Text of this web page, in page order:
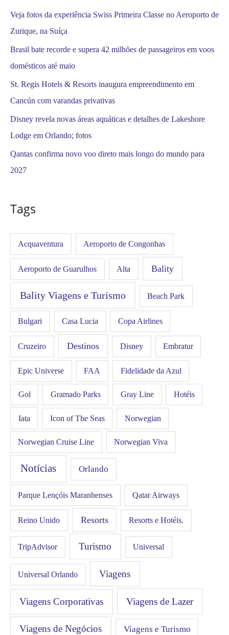
Veja fotos da experiência Swiss Primeira Classe no Aeroporto de
Zurique, na Suíça
Brasil bate recorde e supera 42 milhões de passageiros em voos
domésticos até maio
St. Regis Hotels & Resorts inaugura empreendimento em
Cancún com varandas privativas
Disney revela novas áreas aquáticas e detalhes de Lakeshore
Lodge em Orlando; fotos
Qantas confirma novo voo direto mais longo do mundo para
2027
Tags
Acquaventura Aeroporto de Congonhas
Aeroporto de Guarulhos Alta Bality
Bality Viagens e Turismo Beach Park
Bulgari Casa Lucia Copa Airlines
Cruzeiro Destinos Disney Embratur
Epic Universe FAA Fidelidade da Azul
Gol Gramado Parks Gray Line Hotéis
Iata Icon of The Seas Norwegian
Norwegian Cruise Line Norwegian Viva
Notícias Orlando
Parque Lençóis Maranhenses Qatar Airways
Reino Unido Resorts Resorts e Hotéis.
TripAdvisor Turismo Universal
Universal Orlando Viagens
Viagens Corporativas Viagens de Lazer
Viagens de Negócios Viagens e Turismo